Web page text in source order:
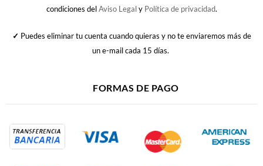
condiciones delAviso Legaly Política de privacidad.
✓ Puedes eliminar tu cuenta cuando quieras y no te enviaremos más de
un e-mail cada 15 días.
FORMAS DE PAGO